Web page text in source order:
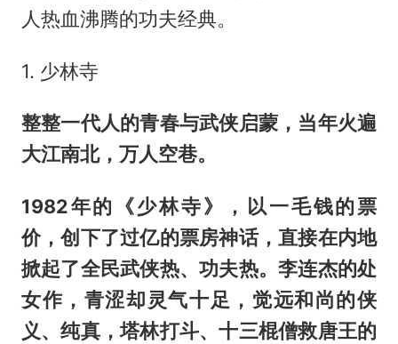
人热血沸腾的功夫经典。
1. 少林寺
整整一代人的青春与武侠启蒙，当年火遍
大江南北，万人空巷。
1982年的《少林寺》，以一毛钱的票
价，创下了过亿的票房神话，直接在内地
掀起了全民武侠热、功夫热。李连杰的处
女作，青涩却灵气十足，觉远和尚的侠
义、纯真，塔林打斗、十三棍僧救唐王的